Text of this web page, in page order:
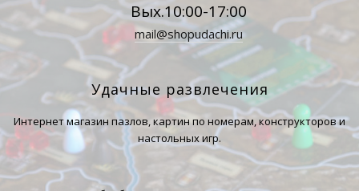
Вых.10:00-17:00
mail@shopudachi.ru
Удачные развлечения
Интернет магазин пазлов, картин по номерам, конструкторов и
настольных игр.